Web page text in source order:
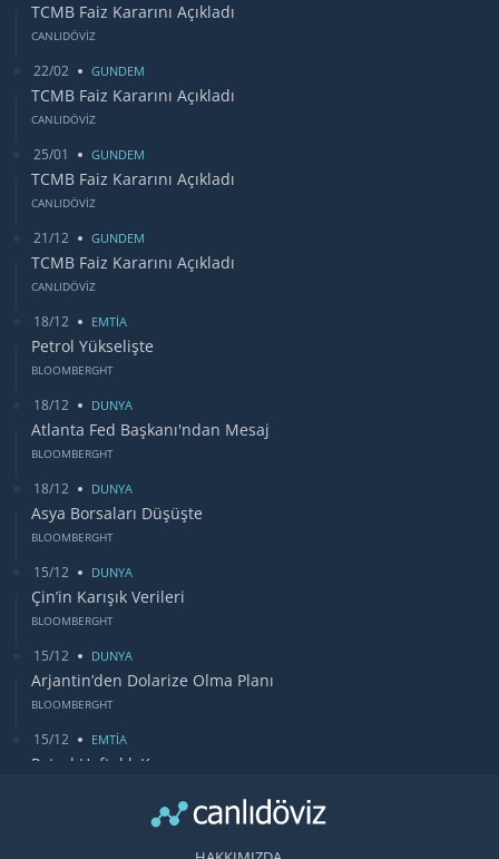
TCMB Faiz Kararını Açıkladı
CANLIDÖVİZ
22/02 GUNDEM
TCMB Faiz Kararını Açıkladı
CANLIDÖVİZ
25/01 GUNDEM
TCMB Faiz Kararını Açıkladı
CANLIDÖVİZ
21/12 GUNDEM
TCMB Faiz Kararını Açıkladı
CANLIDÖVİZ
18/12 EMTİA
Petrol Yükselişte
BLOOMBERGHT
18/12 DUNYA
Atlanta Fed Başkanı'ndan Mesaj
BLOOMBERGHT
18/12 DUNYA
Asya Borsaları Düşüşte
BLOOMBERGHT
15/12 DUNYA
Çin’in Karışık Verileri
BLOOMBERGHT
15/12 DUNYA
Arjantin’den Dolarize Olma Planı
BLOOMBERGHT
15/12 EMTİA
Petrol Haftalık Kazancı
Bugün Gözler Fed Faiz Kararında